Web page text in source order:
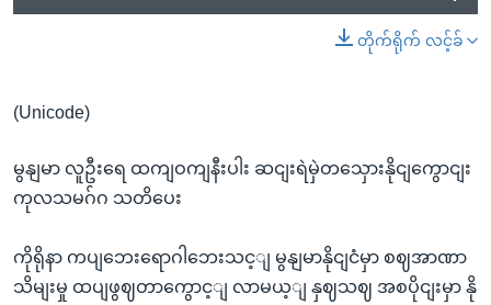
တိုက်ရိုက် လင့်ခ်
(Unicode)
မွနျမာ လူဦးရေ ထကျဝကျနီးပါး ဆငျးရဲမှဲတသှေားနိုငျကွောငျး
ကုလသမဂ်ဂ သတိပေး
ကိုရိုနာ ကပျဘေးရောဂါဘေးသင့ျ မွနျမာနိုငျငံမှာ စဈအာဏာ
သိမျးမှု ထပျဖွဈတာကွောင့ျ လာမယ့ျ နှဈသဈ အစပိုငျးမှာ နို